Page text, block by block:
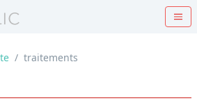
/ traitements